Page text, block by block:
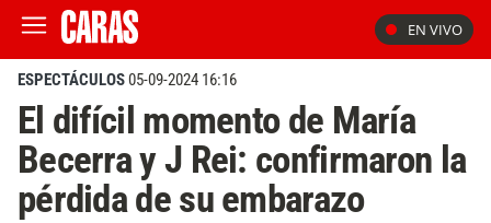
EN VIVO
ESPECTÁCULOS05-09-2024 16:16
El difícil momento de María
Becerra y J Rei: confirmaron la
pérdida de su embarazo